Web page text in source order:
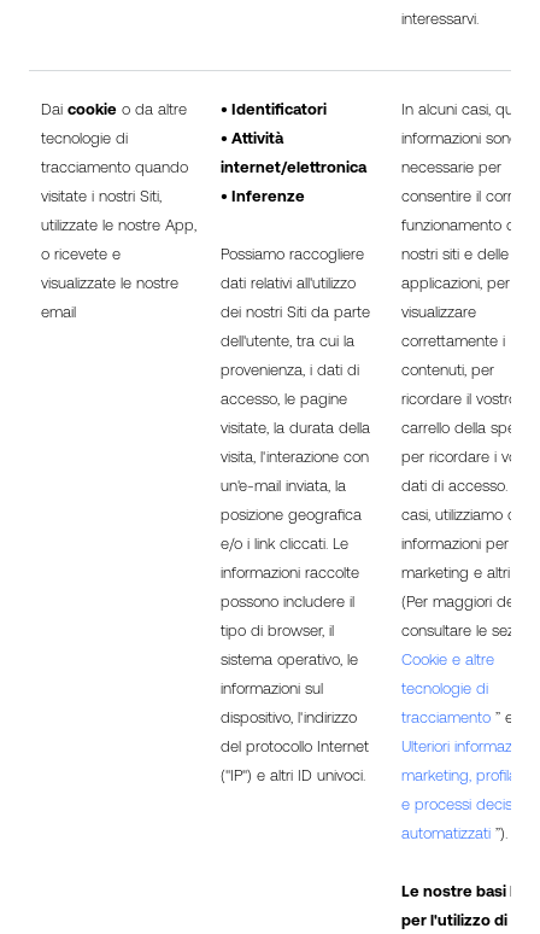
interessarvi.
Dai cookie o da altre
tecnologie di
tracciamento quando
visitate i nostri Siti,
utilizzate le nostre App,
o ricevete e
visualizzate le nostre
email
• Identificatori
• Attività
internet/elettronica
• Inferenze
Possiamo raccogliere
dati relativi all'utilizzo
dei nostri Siti da parte
dell'utente, tra cui la
provenienza, i dati di
accesso, le pagine
visitate, la durata della
visita, l'interazione con
un'e-mail inviata, la
posizione geografica
e/o i link cliccati. Le
informazioni raccolte
possono includere il
tipo di browser, il
sistema operativo, le
informazioni sul
dispositivo, l'indirizzo
del protocollo Internet
("IP") e altri ID univoci.
In alcuni casi,
informazioni sono
necessarie per
consentire il corretto
funzionamento dei
nostri siti e delle
applicazioni, per
visualizzare
correttamente i
contenuti, per
ricordare il vostro
carrello della spesa
per ricordare i vostri
dati di accesso. In
casi, utilizziamo
informazioni per
marketing e altri
(Per maggiori
consultare le sezioni
Cookie e altre
tecnologie di
tracciamento” e “
Ulteriori informazioni
marketing,
e processi
automatizzati”).
Le nostre basi
per l'utilizzo di